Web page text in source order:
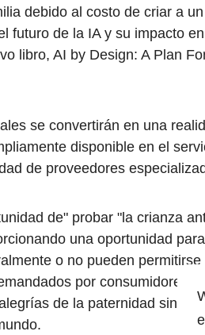
debido al costo de criar a
futuro de la IA y su impacto
libro, AI by Design: A Plan
se convertirán en una
disponible en el
de proveedores
de" probar "la crianza
una oportunidad
o no pueden
por consumidores
de la paternidad sin